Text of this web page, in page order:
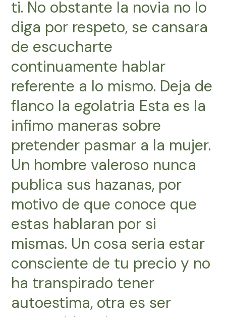
ti. No obstante la novia no lo
diga por respeto, se cansara
de escucharte
continuamente hablar
referente a lo mismo. Deja de
flanco la egolatria Esta es la
infimo maneras sobre
pretender pasmar a la mujer.
Un hombre valeroso nunca
publica sus hazanas, por
motivo de que conoce que
estas hablaran por si
mismas. Un cosa seri­a estar
consciente de tu precio y no
ha transpirado tener
autoestima, otra es ser